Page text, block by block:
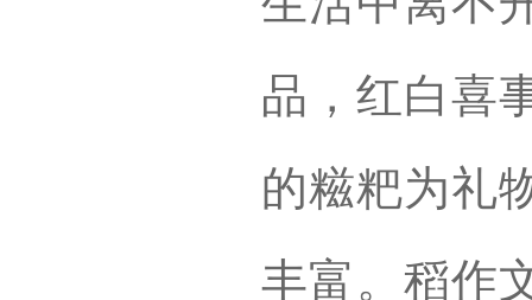
品，红白喜
的糍粑为礼
丰富。稻作